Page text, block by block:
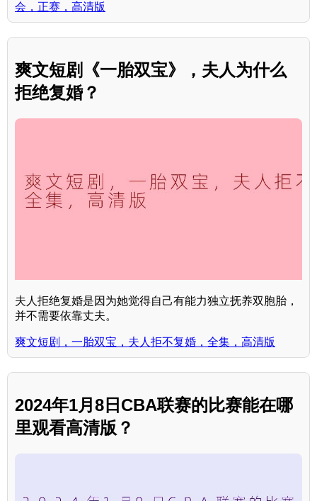
会，正赛，高清版
爽文短剧《一胎双宝》，夫人为什么
拒绝复婚？
夫人拒绝复婚是因为她觉得自己有能力独立抚养双胞胎，
并不需要依靠丈夫。
爽文短剧，一胎双宝，夫人拒不复婚，全集，高清版
2024年1月8日CBA联赛的比赛能在哪
里观看高清版？